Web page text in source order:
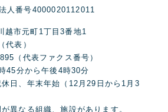
人番号4000020112011
市元町1丁目3番地1
代表）
（代表ファクス番号）
45分から午後4時30分
休日、年末年始（12月29日から1月3
異なる組織、施設があります。